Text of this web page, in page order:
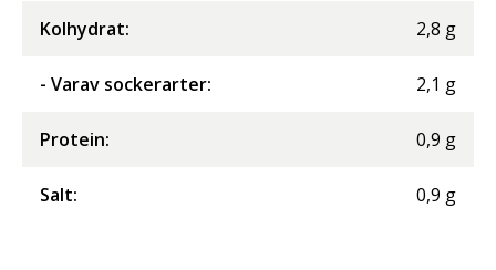
Kolhydrat: 2,8 g
- Varav sockerarter: 2,1 g
Protein: 0,9 g
Salt: 0,9 g